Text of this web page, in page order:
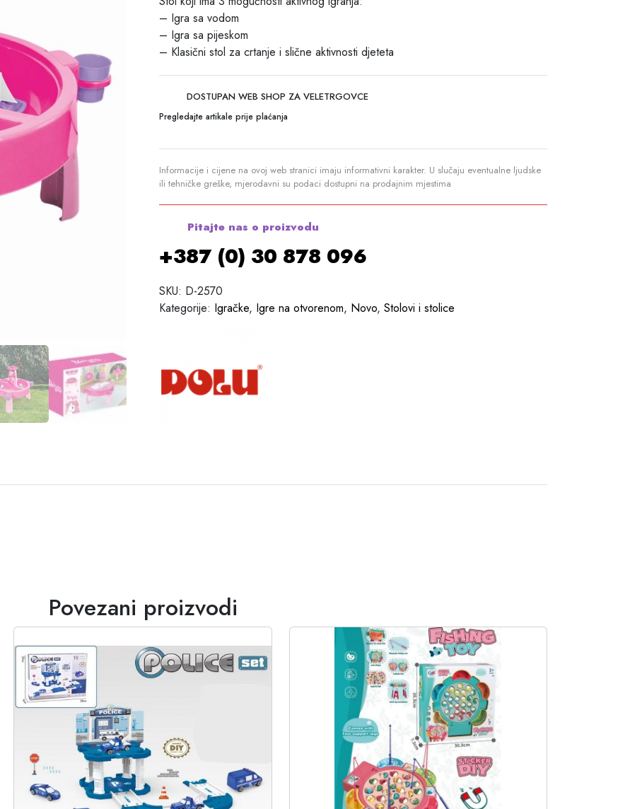
– Igra sa vodom
– Igra sa pijeskom
– Klasični stol za crtanje i slične aktivnosti djeteta
DOSTUPAN WEB SHOP ZA VELETRGOVCE
Pregledajte artikale prije plaćanja
Informacije i cijene na ovoj web stranici imaju informativni karakter. U slučaju eventualne ljudske
ili tehničke greške, mjerodavni su podaci dostupni na prodajnim mjestima
Pitajte nas o proizvodu
+387 (0) 30 878 096
SKU: D-2570
Kategorije: Igračke, Igre na otvorenom, Novo, Stolovi i stolice
Povezani proizvodi